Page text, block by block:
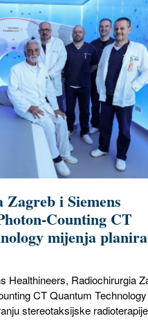
i Siemens
Counting CT
mijenja
Healthineers, Radiochirurgia
CT Quantum
stereotaksijske